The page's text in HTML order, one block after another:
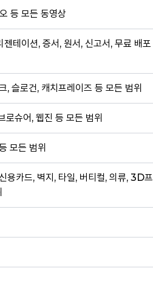
등 모든 동영상
테이션, 증서, 원서, 신고서, 무료 배
, 슬로건, 캐치프레이즈 등 모든 범위
로슈어, 웹진 등 모든 범위
모든 범위
용카드, 벽지, 타일, 버티컬, 의류, 3D